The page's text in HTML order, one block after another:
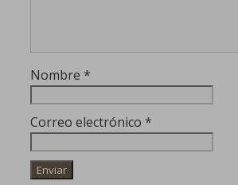
Nombre *
Correo electrónico *